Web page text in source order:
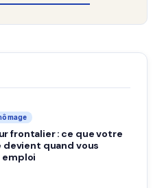
frontalier : ce que votre
devient quand vous